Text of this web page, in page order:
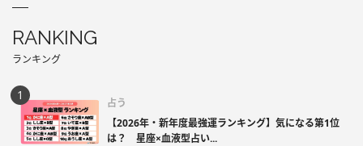
RANKING
ランキング
占う
【2026年・新年度最強運ランキング】気になる第1位
は？ 星座×血液型占い...